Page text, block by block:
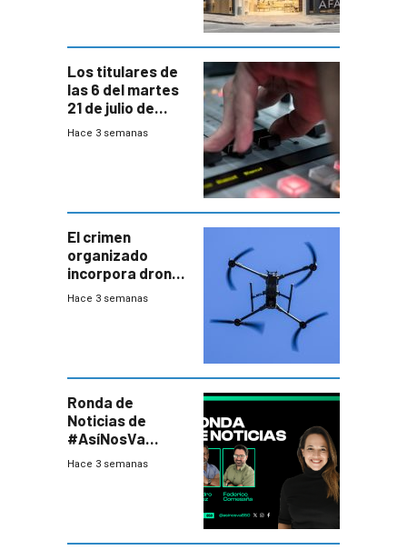
Los titulares de
las 6 del martes
21 de julio de
2026
Hace 3 semanas
El crimen
organizado
incorpora drones
y abre un nuevo
Hace 3 semanas
Ronda de
Noticias de
#AsíNosVa
(20/7/26)
Hace 3 semanas